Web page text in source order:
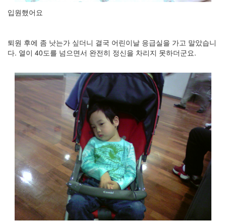
입원했어요
퇴원 후에 좀 낫는가 싶더니 결국 어린이날 응급실을 가고 말았습니
다. 열이 40도를 넘으면서 완전히 정신을 차리지 못하더군요.
이
준
L10N
AnNyung
LInux
Notices
Find!
Categories